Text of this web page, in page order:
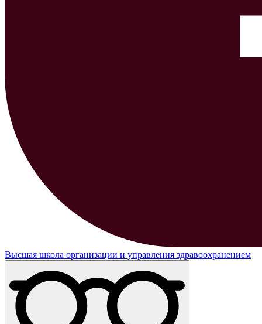
Высшая школа организации и управления здравоохранением